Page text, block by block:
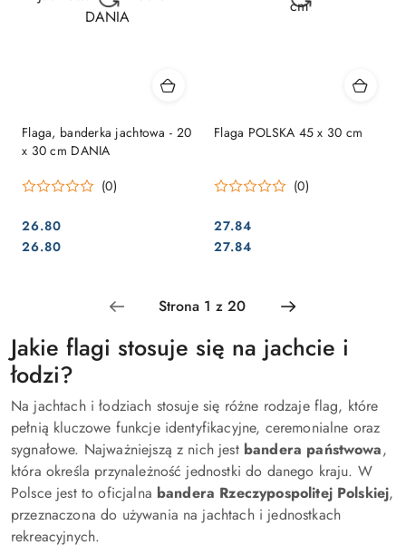
Flaga, banderka jachtowa - 20
x 30 cm DANIA
(0)
Cena:
26.80
Cena:
26.80
Flaga POLSKA 45 x 30 cm
(0)
Cena:
27.84
Cena:
27.84
Jakie flagi stosuje się na jachcie i
łodzi?
Na jachtach i łodziach stosuje się różne rodzaje flag, które
pełnią kluczowe funkcje identyfikacyjne, ceremonialne oraz
sygnałowe. Najważniejszą z nich jest bandera państwowa,
która określa przynależność jednostki do danego kraju. W
Polsce jest to oficjalna bandera Rzeczypospolitej Polskiej,
przeznaczona do używania na jachtach i jednostkach
rekreacyjnych.